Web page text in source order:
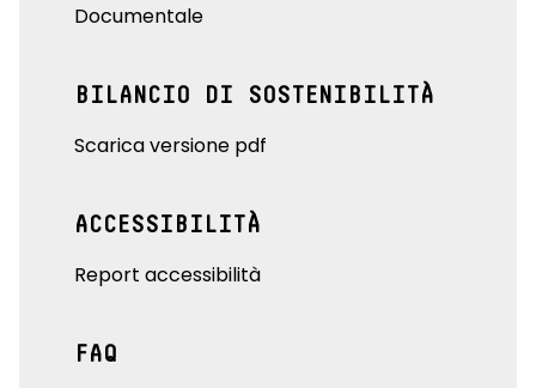
Documentale
BILANCIO DI SOSTENIBILITÀ
Scarica versione pdf
ACCESSIBILITÀ
Report accessibilità
FAQ